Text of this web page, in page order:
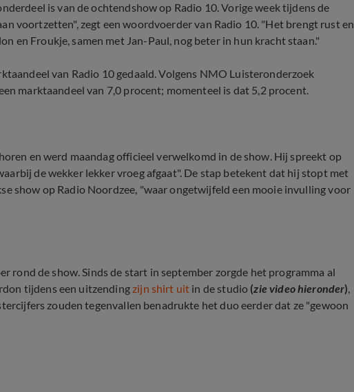
is van de ochtendshow op Radio 10. Vorige week tijdens de
voortzetten", zegt een woordvoerder van Radio 10. "Het brengt rust en
en Froukje, samen met Jan-Paul, nog beter in hun kracht staan."
van Radio 10 gedaald. Volgens NMO Luisteronderzoek
marktaandeel van 7,0 procent; momenteel is dat 5,2 procent.
en werd maandag officieel verwelkomd in de show. Hij spreekt op
de wekker lekker vroeg afgaat". De stap betekent dat hij stopt met
show op Radio Noordzee, "waar ongetwijfeld een mooie invulling voor
bij Radio 10
rond de show. Sinds de start in september zorgde het programma al
tijdens een uitzendingzijn shirt uit in de studio (zie video hieronder),
zouden tegenvallen benadrukte het duo eerder dat ze "gewoon
het zo heet'